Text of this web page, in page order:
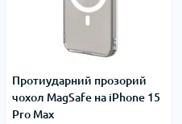
Протиударний прозорий
чохол MagSafe на iPhone 15
Pro Max